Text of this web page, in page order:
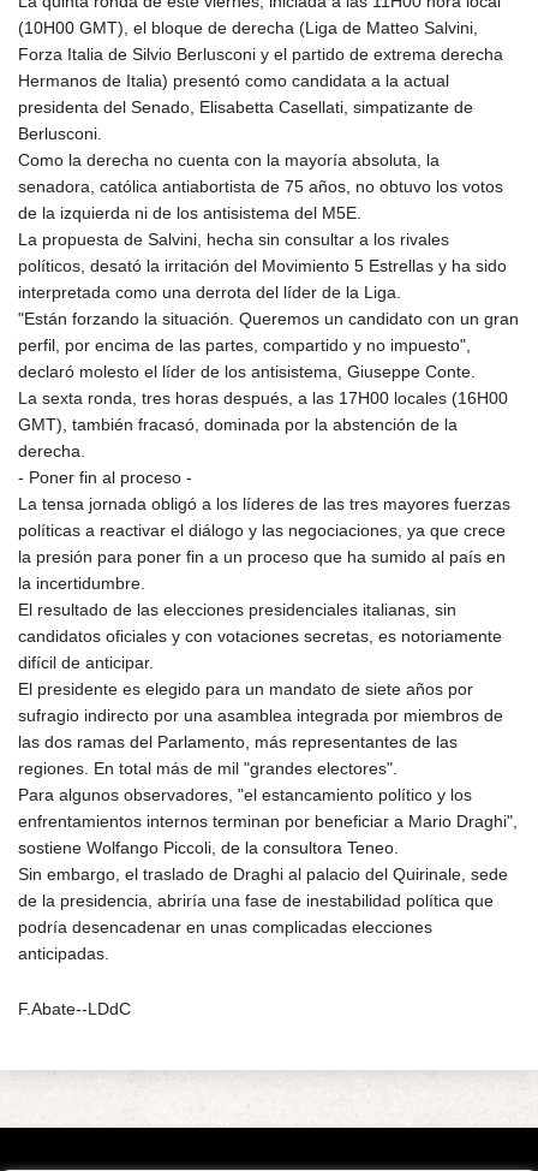
(10H00 GMT), el bloque de derecha (Liga de Matteo Salvini,
Forza Italia de Silvio Berlusconi y el partido de extrema derecha
Hermanos de Italia) presentó como candidata a la actual
presidenta del Senado, Elisabetta Casellati, simpatizante de
Berlusconi.
Como la derecha no cuenta con la mayoría absoluta, la
senadora, católica antiabortista de 75 años, no obtuvo los votos
de la izquierda ni de los antisistema del M5E.
La propuesta de Salvini, hecha sin consultar a los rivales
políticos, desató la irritación del Movimiento 5 Estrellas y ha sido
interpretada como una derrota del líder de la Liga.
"Están forzando la situación. Queremos un candidato con un gran
perfil, por encima de las partes, compartido y no impuesto",
declaró molesto el líder de los antisistema, Giuseppe Conte.
La sexta ronda, tres horas después, a las 17H00 locales (16H00
GMT), también fracasó, dominada por la abstención de la
derecha.
- Poner fin al proceso -
La tensa jornada obligó a los líderes de las tres mayores fuerzas
políticas a reactivar el diálogo y las negociaciones, ya que crece
la presión para poner fin a un proceso que ha sumido al país en
la incertidumbre.
El resultado de las elecciones presidenciales italianas, sin
candidatos oficiales y con votaciones secretas, es notoriamente
difícil de anticipar.
El presidente es elegido para un mandato de siete años por
sufragio indirecto por una asamblea integrada por miembros de
las dos ramas del Parlamento, más representantes de las
regiones. En total más de mil "grandes electores".
Para algunos observadores, "el estancamiento político y los
enfrentamientos internos terminan por beneficiar a Mario Draghi",
sostiene Wolfango Piccoli, de la consultora Teneo.
Sin embargo, el traslado de Draghi al palacio del Quirinale, sede
de la presidencia, abriría una fase de inestabilidad política que
podría desencadenar en unas complicadas elecciones
anticipadas.
F.Abate--LDdC